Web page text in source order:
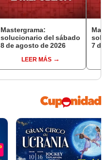
Mastergrama:
solucionario del sábado
8 de agosto de 2026
LEER MÁS
7 de